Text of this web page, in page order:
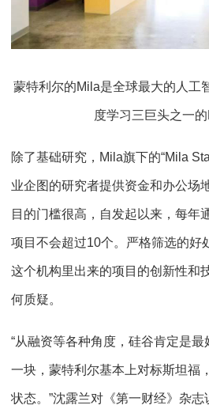
蒙特利尔的Mila是全球最大的人工
度学习三巨头之一的
除了基础研究，Mila旗下的“Mila
业企图的研究者提供资金和办公场
目的门槛很高，自发起以来，每年
项目不会超过10个。严格筛选的好
这个机构里出来的项目的创新性和
何质疑。
“从融资等各种角度，硅谷肯定是
一块，蒙特利尔基本上对标斯坦福
状态。”沈露兰对《第一财经》杂